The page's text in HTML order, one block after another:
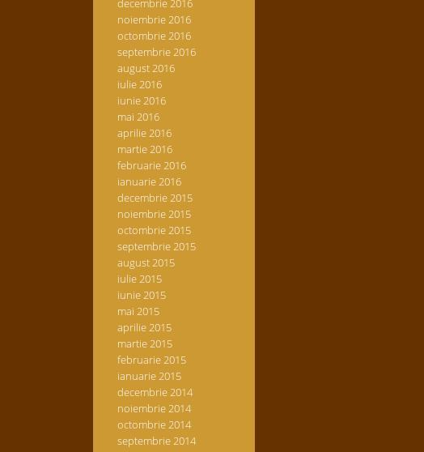
decembrie 2016
noiembrie 2016
octombrie 2016
septembrie 2016
august 2016
iulie 2016
iunie 2016
mai 2016
aprilie 2016
martie 2016
februarie 2016
ianuarie 2016
decembrie 2015
noiembrie 2015
octombrie 2015
septembrie 2015
august 2015
iulie 2015
iunie 2015
mai 2015
aprilie 2015
martie 2015
februarie 2015
ianuarie 2015
decembrie 2014
noiembrie 2014
octombrie 2014
septembrie 2014